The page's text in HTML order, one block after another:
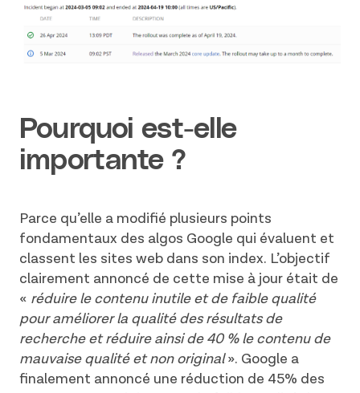
Pourquoi est-elle
importante ?
Parce qu’elle a modifié plusieurs points
fondamentaux des algos Google qui évaluent et
classent les sites web dans son index. L’objectif
clairement annoncé de cette mise à jour était de
« réduire le contenu inutile et de faible qualité
pour améliorer la qualité des résultats de
recherche et réduire ainsi de 40 % le contenu de
mauvaise qualité et non original». Google a
finalement annoncé une réduction de 45% des